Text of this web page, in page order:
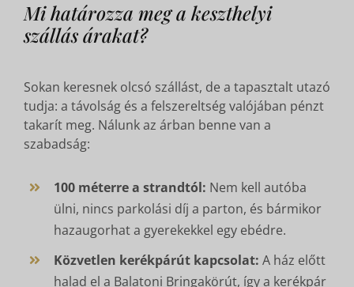
Mi határozza meg a keszthelyi
szállás árakat?
Sokan keresnek olcsó szállást, de a tapasztalt utazó
tudja: a távolság és a felszereltség valójában pénzt
takarít meg. Nálunk az árban benne van a
szabadság:
100 méterre a strandtól: Nem kell autóba
ülni, nincs parkolási díj a parton, és bármikor
hazaugorhat a gyerekekkel egy ebédre.
Közvetlen kerékpárút kapcsolat: A ház előtt
halad el a Balatoni Bringakörút, így a kerékpár